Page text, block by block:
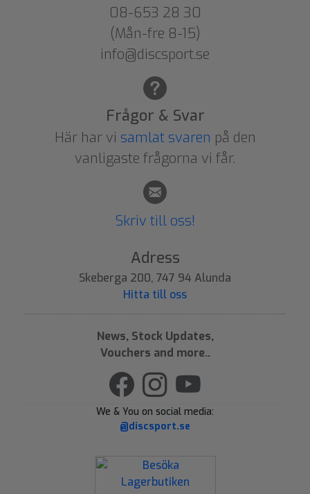
08-653 28 30
(Mån-fre 8-15)
info@discsport.se
Frågor & Svar
Här har vi samlat svaren på den
vanligaste frågorna vi får.
Skriv till oss!
Adress
Skeberga 200, 747 94 Alunda
Hitta till oss
News, Stock Updates,
Vouchers and more..
We & You on social media:
@discsport.se